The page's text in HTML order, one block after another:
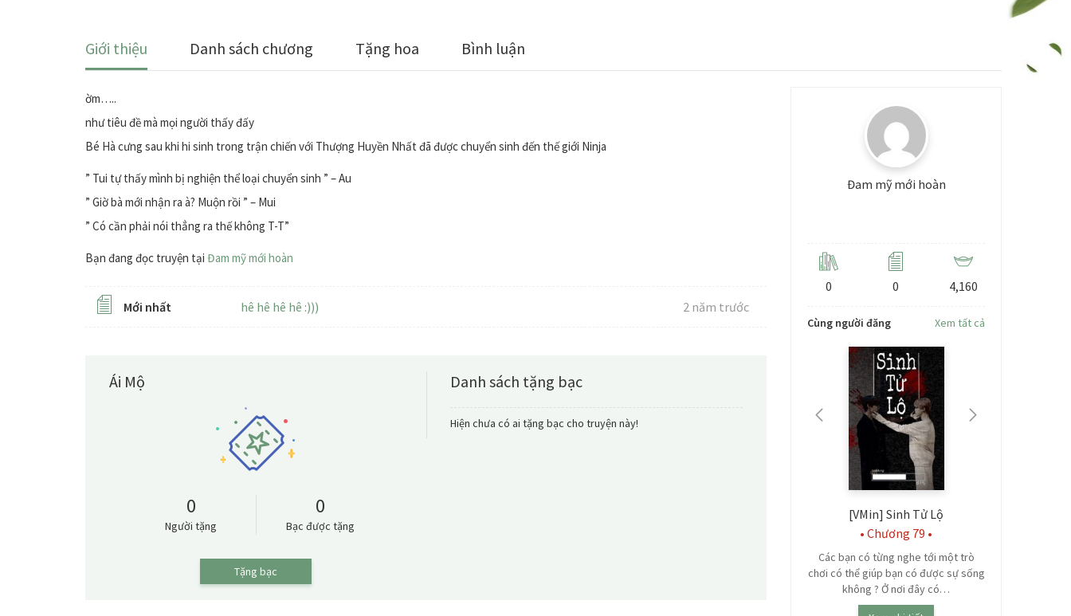
Giới thiệu Danh sách chương Tặng hoa Bình luận
ờm…..
như tiêu đề mà mọi người thấy đấy
Bé Hà cưng sau khi hi sinh trong trận chiến với Thượng Huyền Nhất đã được chuyển sinh đến thế giới Ninja
” Tui tự thấy mình bị nghiện thể loại chuyển sinh ” – Au
” Giờ bà mới nhận ra à? Muộn rồi ” – Mui
” Có cần phải nói thẳng ra thế không T-T”
Bạn đang đọc truyện tại Đam mỹ mới hoàn
Mới nhất hê hê hê hê :))) 2 năm trước
Ái Mộ
0
Người tặng
0
Bạc được tặng
Tặng bạc
Danh sách tặng bạc
Hiện chưa có ai tặng bạc cho truyện này!
Đam mỹ mới hoàn
0 0 4,160
Cùng người đăng Xem tất cả
[VMin] Sinh Tử Lộ
• Chương 79 •
Các bạn có từng nghe tới một trò
chơi có thể giúp bạn có được sự sống
không ? Ở nơi đây có…